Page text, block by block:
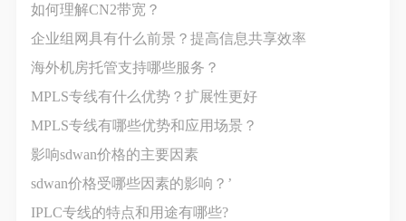
如何理解CN2带宽？
企业组网具有什么前景？提高信息共享效率
海外机房托管支持哪些服务？
MPLS专线有什么优势？扩展性更好
MPLS专线有哪些优势和应用场景？
影响sdwan价格‍的主要因素
sdwan价格受哪些因素的影响？’
IPLC专线的特点和用途有哪些?